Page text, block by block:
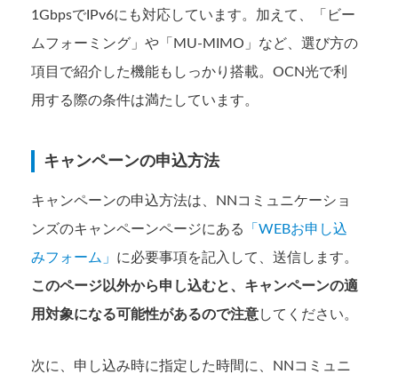
1GbpsでIPv6にも対応しています。加えて、「ビー
ムフォーミング」や「MU-MIMO」など、選び方の
項目で紹介した機能もしっかり搭載。OCN光で利
用する際の条件は満たしています。
キャンペーンの申込方法
キャンペーンの申込方法は、NNコミュニケーショ
ンズのキャンペーンページにある
「WEBお申し込
みフォーム」 に必要事項を記入して、送信します。
このページ以外から申し込むと、キャンペーンの適
用対象になる可能性があるので注意してください。
次に、申し込み時に指定した時間に、NNコミュニ